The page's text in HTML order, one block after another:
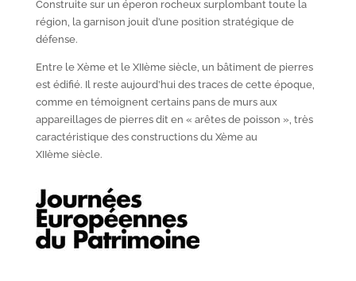
Construite sur un éperon rocheux surplombant toute la
région, la garnison jouit d’une position stratégique de
défense.
Entre le Xèmeet le XIIèmesiècle, un bâtiment de pierres
est édifié. Il reste aujourd’hui des traces de cette époque,
comme en témoignent certains pans de murs aux
appareillages de pierres dit en « arêtes de poisson », très
caractéristique des constructions du Xèmeau
XIIèmesiècle.